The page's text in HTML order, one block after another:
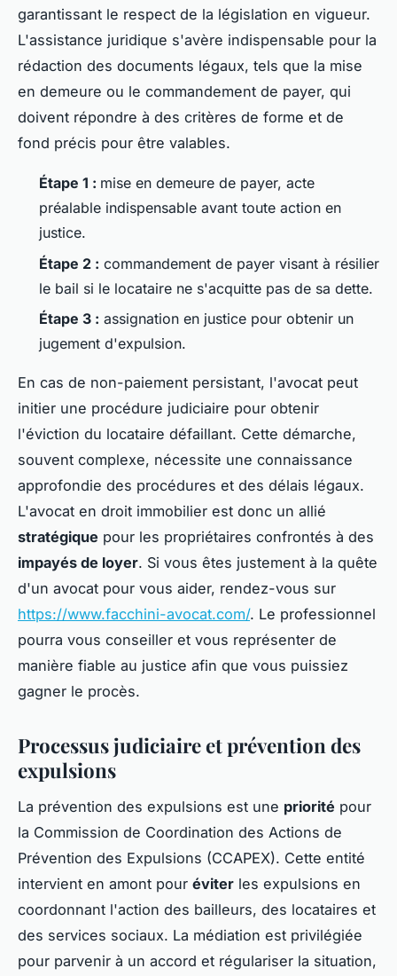
garantissant le respect de la législation en vigueur.
L'assistance juridique s'avère indispensable pour la
rédaction des documents légaux, tels que la mise
en demeure ou le commandement de payer, qui
doivent répondre à des critères de forme et de
fond précis pour être valables.
Étape 1 : mise en demeure de payer, acte
préalable indispensable avant toute action en
justice.
Étape 2 : commandement de payer visant à résilier
le bail si le locataire ne s'acquitte pas de sa dette.
Étape 3 : assignation en justice pour obtenir un
jugement d'expulsion.
En cas de non-paiement persistant, l'avocat peut
initier une procédure judiciaire pour obtenir
l'éviction du locataire défaillant. Cette démarche,
souvent complexe, nécessite une connaissance
approfondie des procédures et des délais légaux.
L'avocat en droit immobilier est donc un allié
stratégique pour les propriétaires confrontés à des
impayés de loyer. Si vous êtes justement à la quête
d'un avocat pour vous aider, rendez-vous sur
https://www.facchini-avocat.com/. Le professionnel
pourra vous conseiller et vous représenter de
manière fiable au justice afin que vous puissiez
gagner le procès.
Processus judiciaire et prévention des
expulsions
La prévention des expulsions est une priorité pour
la Commission de Coordination des Actions de
Prévention des Expulsions (CCAPEX). Cette entité
intervient en amont pour éviter les expulsions en
coordonnant l'action des bailleurs, des locataires et
des services sociaux. La médiation est privilégiée
pour parvenir à un accord et régulariser la situation,